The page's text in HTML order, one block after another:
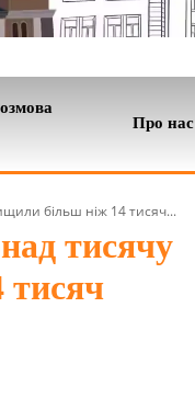
Про нас
більш ніж 14 тисяч...
тисячу
тисяч